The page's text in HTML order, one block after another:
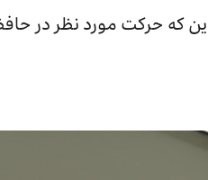
که حرکت مورد نظر در